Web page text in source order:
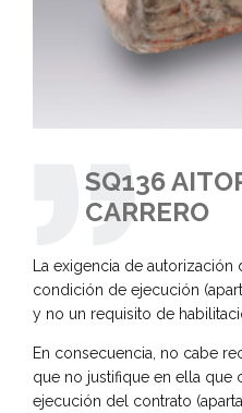
SQ136
CARRERO
La exigencia de
condición de ejecución
y no un requisito de
En consecuencia, no cabe
que no justifique en ella
ejecución del contrato